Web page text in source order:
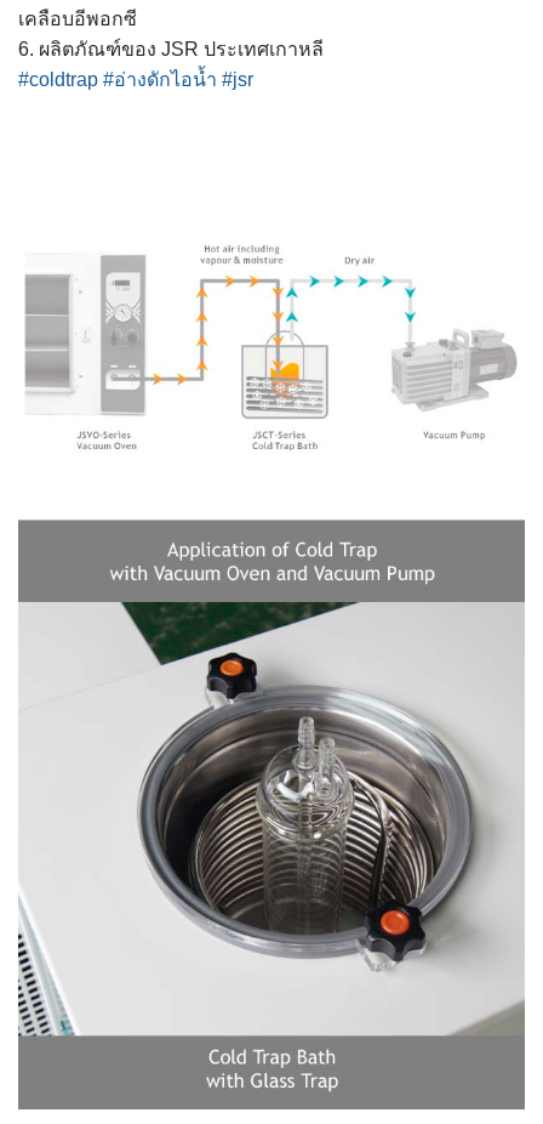
เคลือบอีพอกซี
6. ผลิตภัณฑ์ของ JSR ประเทศเกาหลี
#coldtrap #อ่างดักไอน้ำ #jsr